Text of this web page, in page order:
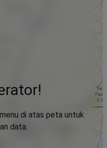
di atas peta untuk
data.